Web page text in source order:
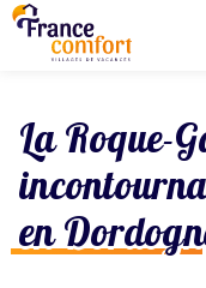
La Roque-
en